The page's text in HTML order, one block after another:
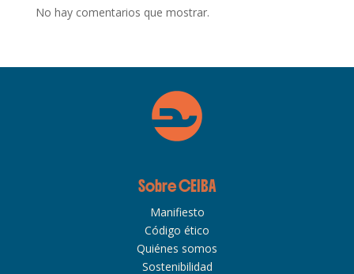
No hay comentarios que mostrar.
Sobre CEIBA
Manifiesto
Código ético
Quiénes somos
Sostenibilidad